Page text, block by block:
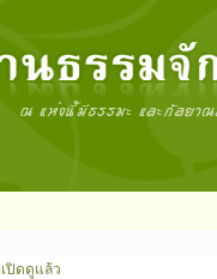
ปิดดูแล้ว